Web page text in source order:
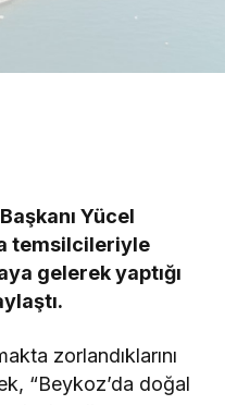
Yücel
temsilcileriyle
gelerek yaptığı
zorlandıklarını
“Beykoz’da doğal